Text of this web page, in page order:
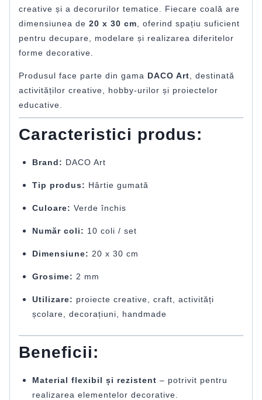
creative și a decorurilor tematice. Fiecare coală are
dimensiunea de 20 x 30 cm, oferind spațiu suficient
pentru decupare, modelare și realizarea diferitelor
forme decorative.
Produsul face parte din gama DACO Art, destinată
activităților creative, hobby-urilor și proiectelor
educative.
Caracteristici produs:
Brand: DACO Art
Tip produs: Hârtie gumată
Culoare: Verde închis
Număr coli: 10 coli / set
Dimensiune: 20 x 30 cm
Grosime: 2 mm
Utilizare: proiecte creative, craft, activități
școlare, decorațiuni, handmade
Beneficii:
Material flexibil și rezistent – potrivit pentru
realizarea elementelor decorative.